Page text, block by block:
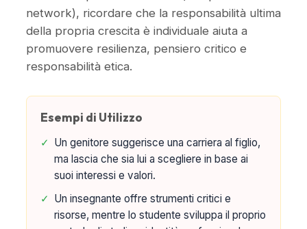
network), ricordare che la responsabilità ultima
della propria crescita è individuale aiuta a
promuovere resilienza, pensiero critico e
responsabilità etica.
Esempi di Utilizzo
✓ Un genitore suggerisce una carriera al figlio,
ma lascia che sia lui a scegliere in base ai
suoi interessi e valori.
✓ Un insegnante offre strumenti critici e
risorse, mentre lo studente sviluppa il proprio